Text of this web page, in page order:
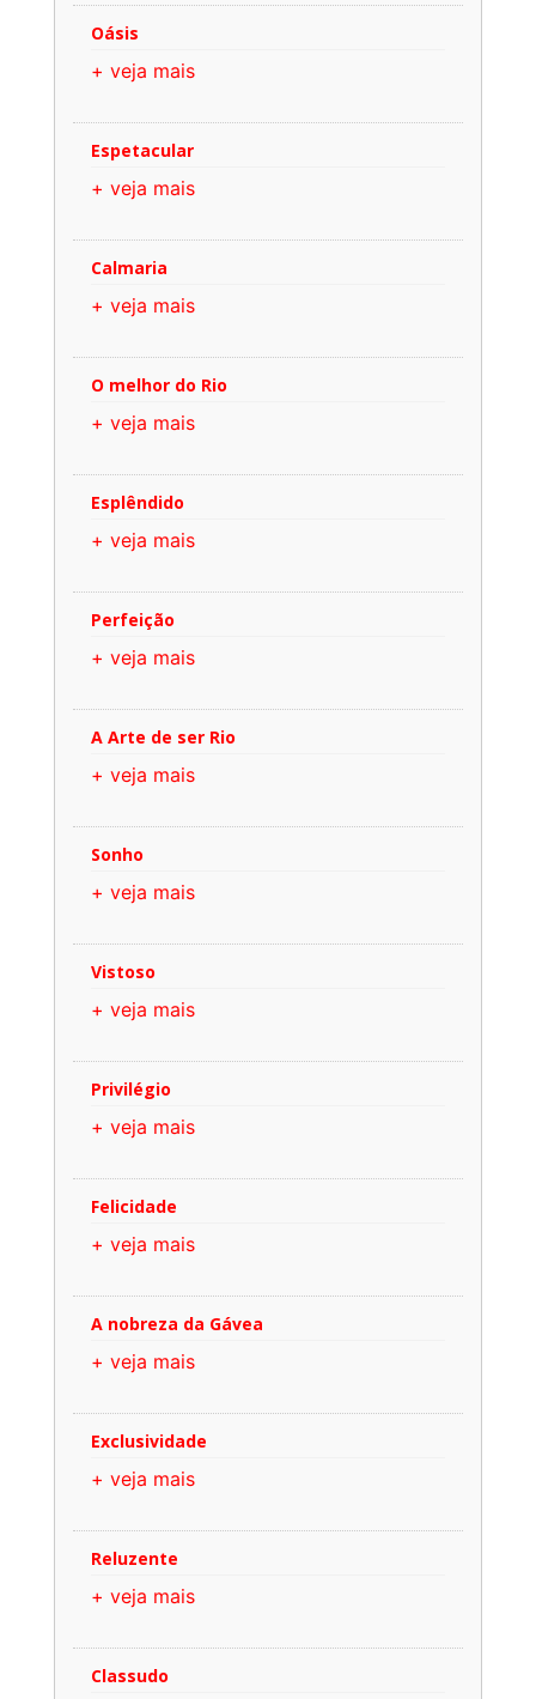
Oásis
+ veja mais
Espetacular
+ veja mais
Calmaria
+ veja mais
O melhor do Rio
+ veja mais
Esplêndido
+ veja mais
Perfeição
+ veja mais
A Arte de ser Rio
+ veja mais
Sonho
+ veja mais
Vistoso
+ veja mais
Privilégio
+ veja mais
Felicidade
+ veja mais
A nobreza da Gávea
+ veja mais
Exclusividade
+ veja mais
Reluzente
+ veja mais
Classudo